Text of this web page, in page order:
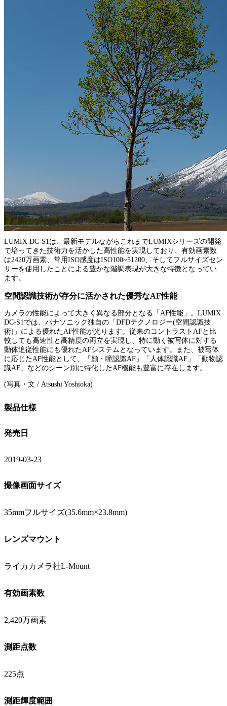
LUMIX DC-S1は、最新モデルながらこれまでLUMIXシリーズの開発
で培ってきた技術力を活かした高性能を実現しており、有効画素数
は2420万画素、常用ISO感度はISO100~51200、そしてフルサイズセン
サーを使用したことによる豊かな階調表現が大きな特徴となってい
ます。
空間認識技術が存分に活かされた優秀なAF性能
カメラの性能によって大きく異なる部分となる「AF性能」。LUMIX
DC-S1では、パナソニック独自の「DFDテクノロジー(空間認識技
術)」による優れたAF性能が光ります。従来のコントラストAFと比
較しても高速性と高精度の両立を実現し、特に動く被写体に対する
動体追従性能にも優れたAFシステムとなっています。また、被写体
に応じたAF性能として、「顔・瞳認識AF」「人体認識AF」「動物認
識AF」などのシーン別に特化したAF機能も豊富に存在します。
(写真・文 / Atsushi Yoshioka)
製品仕様
発売日
2019-03-23
撮像画面サイズ
35mmフルサイズ(35.6mm×23.8mm)
レンズマウント
ライカカメラ社L-Mount
有効画素数
2,420万画素
測距点数
225点
測距輝度範囲